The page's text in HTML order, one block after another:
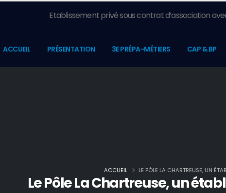
Etablissement privé sous contrat d’association
ACCUEIL PRÉSENTATION 3E PRÉPA-MÉTIERS CAP & BP
Le Pôle La Chartreuse, un
ACCUEIL LE PÔLE LA CHARTREUSE, UN